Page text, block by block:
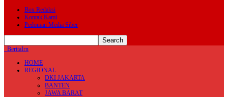
Box Redaksi
Kontak Kami
Pedoman Media Siber
BeritaIrn
HOME
REGIONAL
DKI JAKARTA
BANTEN
JAWA BARAT